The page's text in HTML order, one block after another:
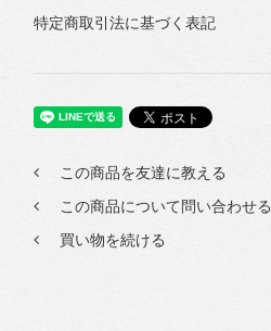
特定商取引法に基づく表記
この商品を友達に教える
この商品について問い合わせる
買い物を続ける